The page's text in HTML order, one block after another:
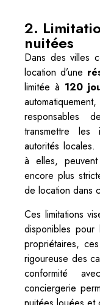
2.
nuitées
Dans des villes
location d’une
limitée à 120
responsables
transmettre les
autorités
à elles,
encore plus
de location dans
Ces limitations
disponibles pour
propriétaires,
rigoureuse des
conformité
conciergerie